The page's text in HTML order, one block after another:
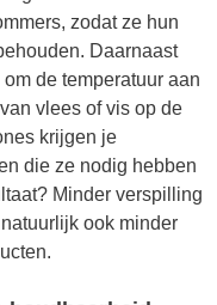
zodat ze hun
Daarnaast
de temperatuur aan
vlees of vis op de
krijgen je
die ze nodig hebben
Minder verspilling
ook minder